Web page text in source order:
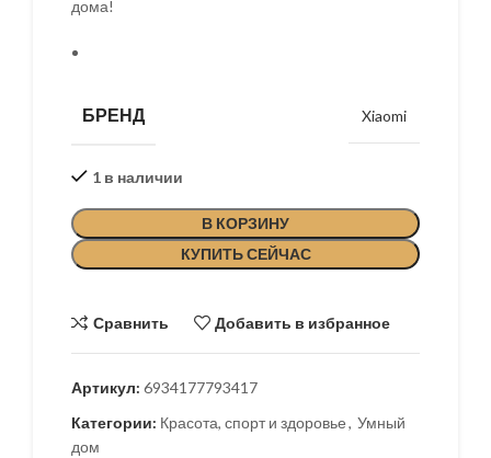
дома!
БРЕНД Xiaomi
1 в наличии
В КОРЗИНУ
КУПИТЬ СЕЙЧАС
Сравнить Добавить в избранное
Артикул: 6934177793417
Категории: Красота, спорт и здоровье, Умный
дом